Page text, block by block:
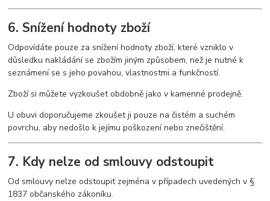
6. Snížení hodnoty zboží
Odpovídáte pouze za snížení hodnoty zboží, které vzniklo v
důsledku nakládání se zbožím jiným způsobem, než je nutné k
seznámení se s jeho povahou, vlastnostmi a funkčností.
Zboží si můžete vyzkoušet obdobně jako v kamenné prodejně.
U obuvi doporučujeme zkoušet ji pouze na čistém a suchém
povrchu, aby nedošlo k jejímu poškození nebo znečištění.
7. Kdy nelze od smlouvy odstoupit
Od smlouvy nelze odstoupit zejména v případech uvedených v §
1837 občanského zákoníku.